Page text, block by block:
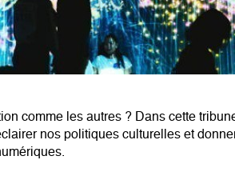
comme les autres ? Dans cette
nos politiques culturelles et